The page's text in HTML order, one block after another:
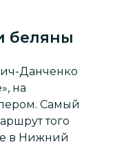
беляны
Данченко
на
Самый
того
в Нижний